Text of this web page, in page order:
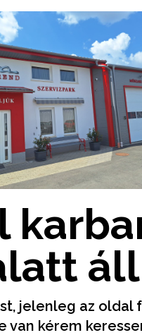
áll
jelenleg az
van kérem